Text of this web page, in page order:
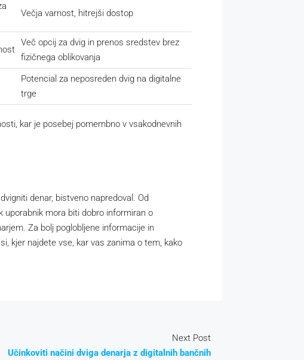
Večja varnost, hitrejši dostop
Več opcij za dvig in prenos sredstev brez
fizičnega oblikovanja
Potencial za neposreden dvig na digitalne
trge
kar je posebej pomembno v vsakodnevnih
denar, bistveno napredoval. Od
mora biti dobro informiran o
Za bolj poglobljene informacije in
kjer najdete vse, kar vas zanima o tem, kako
Next Post
Učinkoviti načini dviga denarja z digitalnih bančnih